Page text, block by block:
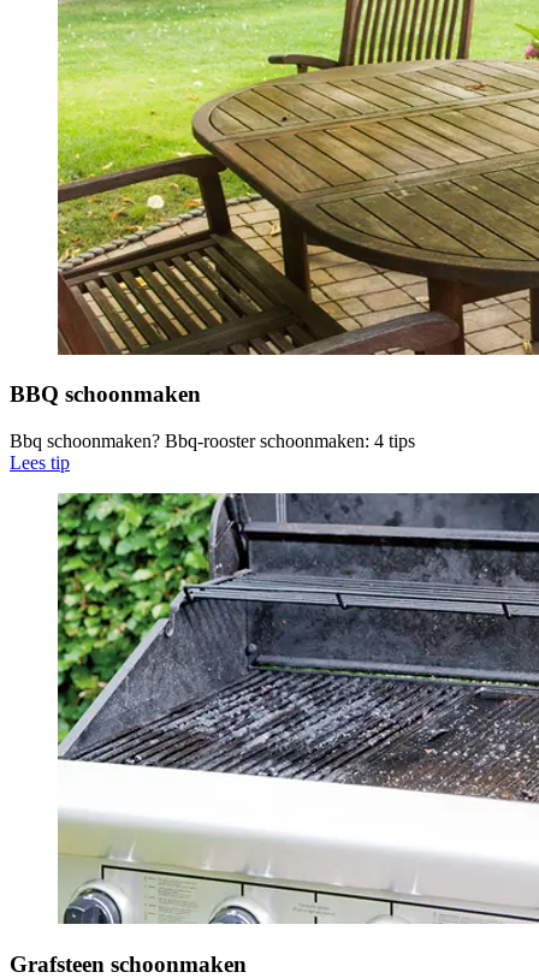
BBQ schoonmaken
Bbq schoonmaken? Bbq-rooster schoonmaken: 4 tips
Lees tip
Grafsteen schoonmaken